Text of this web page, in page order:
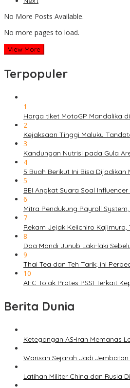
No More Posts Available.
No more pages to load.
View More
Terpopuler
1
Harga tiket MotoGP Mandalika
2
Kejaksaan Tinggi Maluku
3
Kandungan Nutrisi pada Gula
4
5 Buah Berikut Ini Bisa
5
BEI Angkat Suara Soal
6
Mitra Pendukung Payroll
7
Rekam Jejak Keiichiro
8
Doa Mandi Junub Laki-laki
9
Thai Tea dan Teh Tarik, ini
10
AFC Tolak Protes PSSI Terkait
Berita Dunia
Ketegangan AS-Iran Memanas
Warisan Sejarah Jadi
Latihan Militer China dan Rusia